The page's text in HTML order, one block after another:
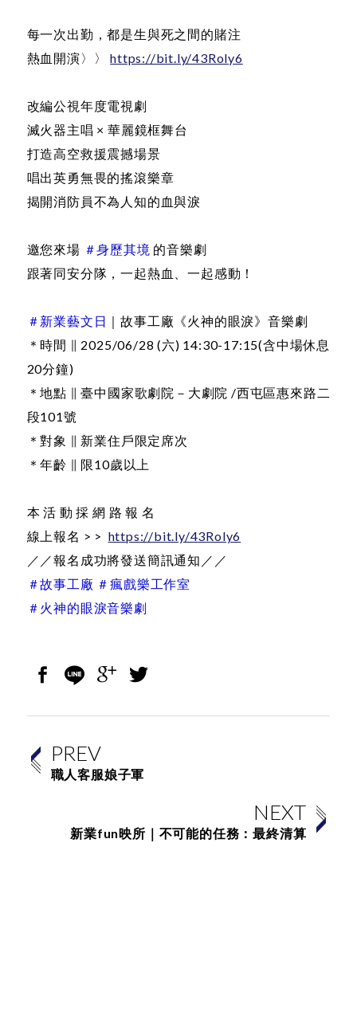
每一次出勤，都是生與死之間的賭注
熱血開演〉〉https://bit.ly/43Roly6
改編公視年度電視劇
滅火器主唱 × 華麗鏡框舞台
打造高空救援震撼場景
唱出英勇無畏的搖滾樂章
揭開消防員不為人知的血與淚
邀您來場 ＃身歷其境 的音樂劇
跟著同安分隊，一起熱血、一起感動！
＃新業藝文日 ｜故事工廠《火神的眼淚》音樂劇
＊時間 ∥ 2025/06/28 (六) 14:30-17:15(含中場休息
20分鐘)
＊地點 ∥ 臺中國家歌劇院－大劇院 /西屯區惠來路二
段101號
＊對象 ∥ 新業住戶限定席次
＊年齡 ∥ 限10歲以上
本 活 動 採 網 路 報 名
線上報名 > > https://bit.ly/43Roly6
／／報名成功將發送簡訊通知／／
＃故事工廠 ＃瘋戲樂工作室
＃火神的眼淚音樂劇
PREV
職人客服娘子軍
NEXT
新業fun映所｜不可能的任務：最終清算